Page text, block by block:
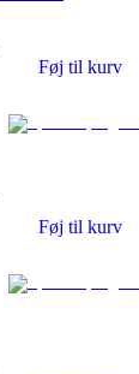
Føj til kurv
Føj til kurv